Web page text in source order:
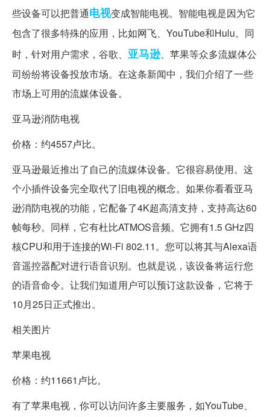
些设备可以把普通电视变成智能电视。智能电视是因为它
包含了很多特殊的应用，比如网飞、YouTube和Hulu。同
时，针对用户需求，谷歌、 亚马逊、苹果等众多流媒体公
司纷纷将设备投放市场。在这条新闻中，我们介绍了一些
市场上可用的流媒体设备。
亚马逊消防电视
价格：约4557卢比。
亚马逊最近推出了自己的流媒体设备。它很容易使用。这
个小插件设备完全取代了旧电视的概念。如果你看看亚马
逊消防电视的功能，它配备了4K超高清支持，支持高达60
帧每秒。同样，它有杜比ATMOS音频。它拥有1.5 GHz四
核CPU和用于连接的Wi-Fi 802.11。您可以将其与Alexa语
音遥控器配对进行语音识别。也就是说，该设备将运行您
的语音命令。让我们知道用户可以预订这款设备，它将于
10月25日正式推出。
相关图片
苹果电视
价格：约11661卢比。
有了苹果电视，你可以访问许多主要服务，如YouTube、